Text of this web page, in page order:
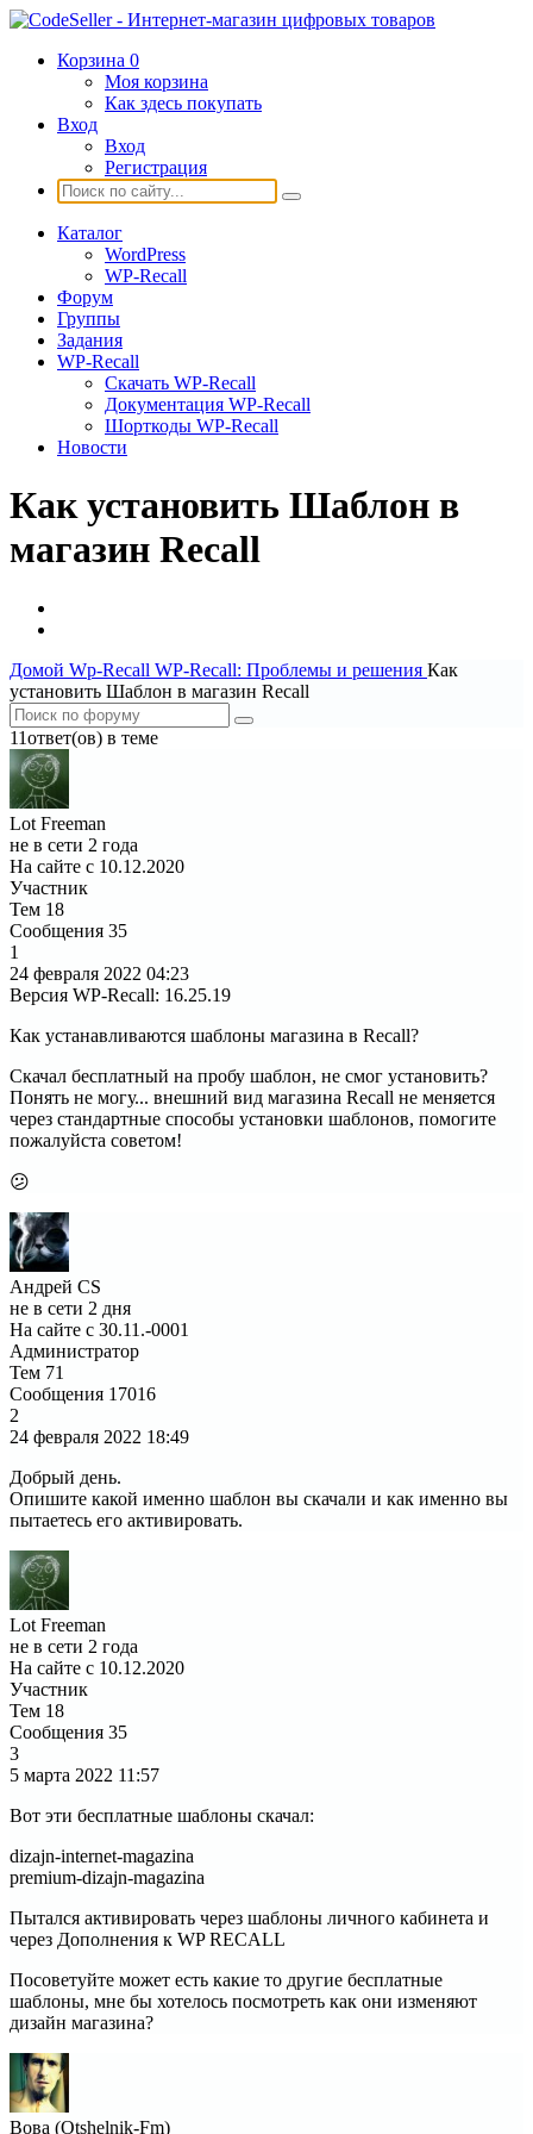
Корзина 0
Моя корзина
Как здесь покупать
Вход
Вход
Регистрация
Каталог
WordPress
WP-Recall
Форум
Группы
Задания
WP-Recall
Скачать WP-Recall
Документация WP-Recall
Шорткоды WP-Recall
Новости
Как установить Шаблон в
магазин Recall
Домой Wp-Recall WP-Recall: Проблемы и решения Как
установить Шаблон в магазин Recall
11ответ(ов) в теме
Lot Freeman
не в сети 2 года
На сайте с 10.12.2020
Участник
Тем 18
Сообщения 35
1
24 февраля 2022 04:23
Версия WP-Recall: 16.25.19
Как устанавливаются шаблоны магазина в Recall?
Скачал бесплатный на пробу шаблон, не смог установить?
Понять не могу... внешний вид магазина Recall не меняется
через стандартные способы установки шаблонов, помогите
пожалуйста советом!
😕
Андрей CS
не в сети 2 дня
На сайте с 30.11.-0001
Администратор
Тем 71
Сообщения 17016
2
24 февраля 2022 18:49
Добрый день.
Опишите какой именно шаблон вы скачали и как именно вы
пытаетесь его активировать.
Lot Freeman
не в сети 2 года
На сайте с 10.12.2020
Участник
Тем 18
Сообщения 35
3
5 марта 2022 11:57
Вот эти бесплатные шаблоны скачал:
dizajn-internet-magazina
premium-dizajn-magazina
Пытался активировать через шаблоны личного кабинета и
через Дополнения к WP RECALL
Посоветуйте может есть какие то другие бесплатные
шаблоны, мне бы хотелось посмотреть как они изменяют
дизайн магазина?
Вова (Otshelnik-Fm)